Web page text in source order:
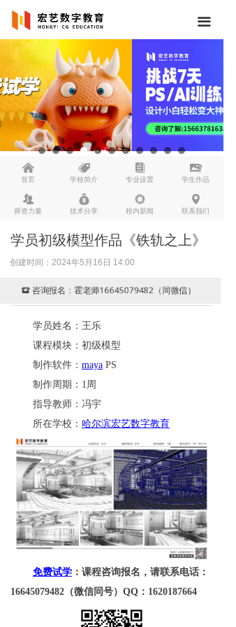
낀
首页
뀄
学校简介
뀴
专业设置
끡
学生作品
뀡
师资力量
낐
技术分享
넆
校内新闻
넹
联系我们
끀
学员初级模型作品《铁轨之上》
创建时间： 2024年5月16日 14:00
学员姓名：王乐
课程模块：初级模型
制作软件： maya PS
制作周期：1周
指导教师：冯宇
所在学校： 哈尔滨宏艺数字教育
免费试学 ：课程咨询报名，请联系电话：
16645079482（微信同号）QQ：1620187664
뀰 咨询报名：霍老师16645079482（同微信）